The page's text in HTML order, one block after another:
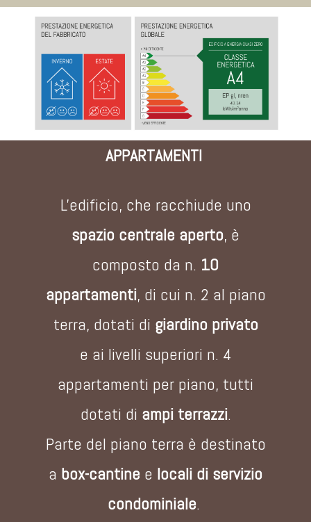
APPARTAMENTI
L'edificio, che racchiude uno
spazio centrale aperto, è
composto da n. 10
appartamenti, di cui n. 2 al piano
terra, dotati di giardino privato
e ai livelli superiori n. 4
appartamenti per piano, tutti
dotati di ampi terrazzi.
Parte del piano terra è destinato
a box-cantine e locali di servizio
condominiale.